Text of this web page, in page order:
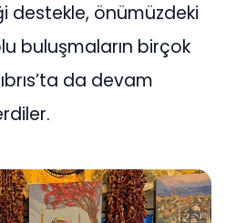
destekle, önümüzdeki
buluşmaların birçok
da devam